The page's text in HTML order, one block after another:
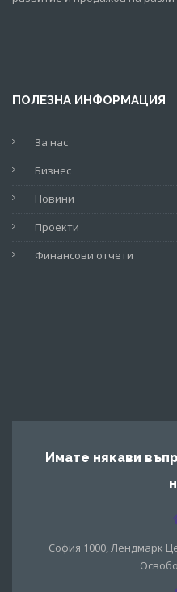
ПОЛЕЗНА ИНФОРМАЦИЯ
За нас
Бизнес
Новини
Проекти
Финансови отчети
Имате някави
София 1000, Лендмарк